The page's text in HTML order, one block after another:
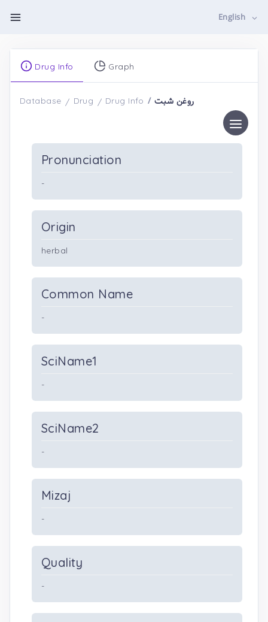
English
Drug Info Graph
Database Drug Drug Info روغن شبت
Pronunciation
-
Origin
herbal
Common Name
-
SciName1
-
SciName2
-
Mizaj
-
Quality
-